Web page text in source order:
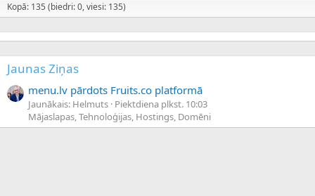
Kopā: 135 (biedri: 0, viesi: 135)
Jaunas Ziņas
menu.lv pārdots Fruits.co platformā
Jaunākais: Helmuts Piektdiena plkst. 10:03
Mājaslapas, Tehnoloģijas, Hostings, Domēni